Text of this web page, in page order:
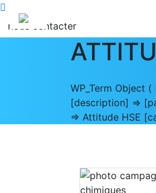
nous contacter
WP_Term Object
[description] =>
=> Attitude HSE